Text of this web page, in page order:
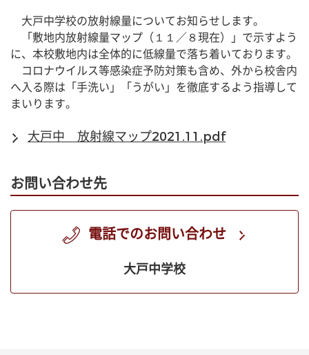
大戸中学校の放射線量についてお知らせします。
「敷地内放射線量マップ（１１／８現在）」で示すよう
に、本校敷地内は全体的に低線量で落ち着いております。
コロナウイルス等感染症予防対策も含め、外から校舎内
へ入る際は「手洗い」「うがい」を徹底するよう指導して
まいります。
大戸中 放射線マップ2021.11.pdf
お問い合わせ先
電話でのお問い合わせ
大戸中学校